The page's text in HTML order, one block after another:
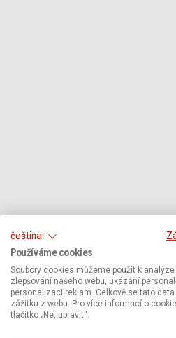
čeština
Používáme cookies
Soubory cookies můžeme použít k
zlepšování našeho webu, ukázání
personalizaci reklam. Celkově se tato
zážitku z webu. Pro více informací o
tlačítko „Ne, upravit“.